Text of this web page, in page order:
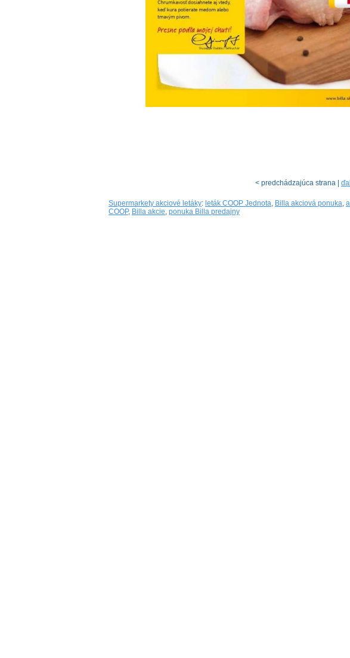
< predchádzajúca strana |
Supermarkety akciové letáky: leták COOP Jednota, Billa akciová ponuka,
COOP, Billa akcie, ponuka Billa predajny